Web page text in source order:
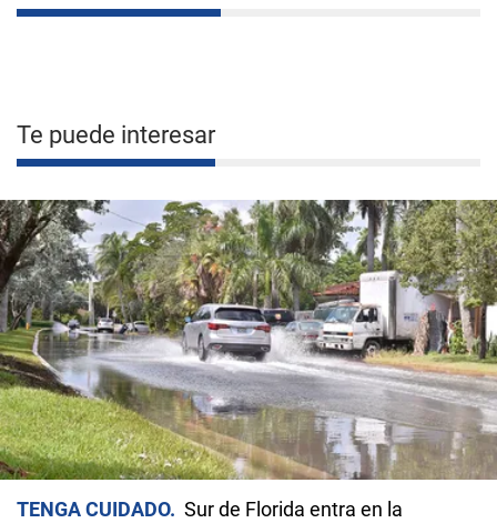
Te puede interesar
TENGA CUIDADO
Sur de Florida entra en la